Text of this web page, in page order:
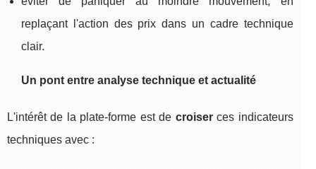
replaçant l'action des prix dans un cadre technique
clair.
Un pont entre analyse technique et actualité
L'intérêt de la plate‑forme est de croiserces indicateurs
techniques avec :